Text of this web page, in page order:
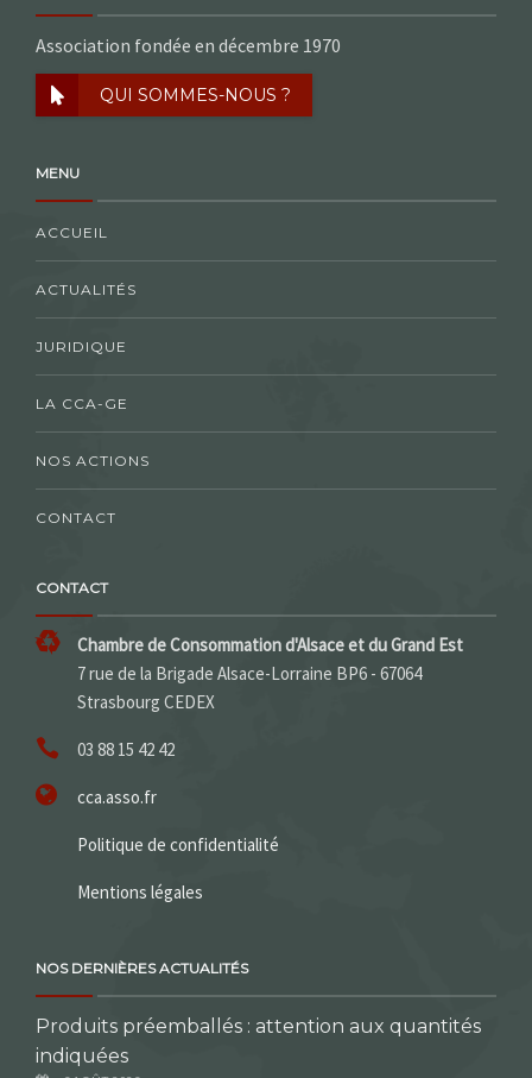
Association fondée en décembre 1970
QUI SOMMES-NOUS ?
MENU
ACCUEIL
ACTUALITÉS
JURIDIQUE
LA CCA-GE
NOS ACTIONS
CONTACT
CONTACT
Chambre de Consommation d'Alsace et du Grand Est
7 rue de la Brigade Alsace-Lorraine BP6 - 67064
Strasbourg CEDEX
03 88 15 42 42
cca.asso.fr
Politique de confidentialité
Mentions légales
NOS DERNIÈRES ACTUALITÉS
Produits préemballés : attention aux quantités
indiquées